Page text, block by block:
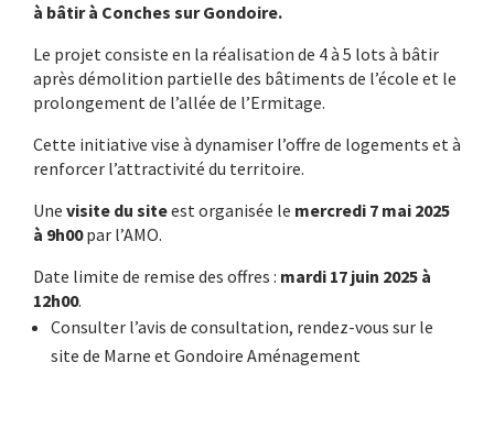
à bâtir à Conches sur Gondoire.
Le projet consiste en la réalisation de 4 à 5 lots à bâtir
après démolition partielle des bâtiments de l’école et le
prolongement de l’allée de l’Ermitage.
Cette initiative vise à dynamiser l’offre de logements et à
renforcer l’attractivité du territoire.
Une visite du siteest organisée le mercredi 7 mai 2025
à 9h00par l’AMO.
Date limite de remise des offres : mardi 17 juin 2025 à
12h00.
Consulter l’avis de consultation, rendez-vous sur le
site de Marne et Gondoire Aménagement